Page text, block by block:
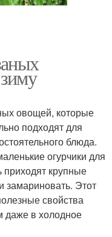
овощей, которые
подходят для
блюда.
огурчики для
крупные
замариновать. Этот
свойства
даже в холодное